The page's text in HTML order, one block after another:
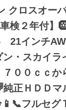
クロスオー
検２年付】
21インチ
・スカイラ
００ｃｃか
正ＨＤＤマ
フルセグ